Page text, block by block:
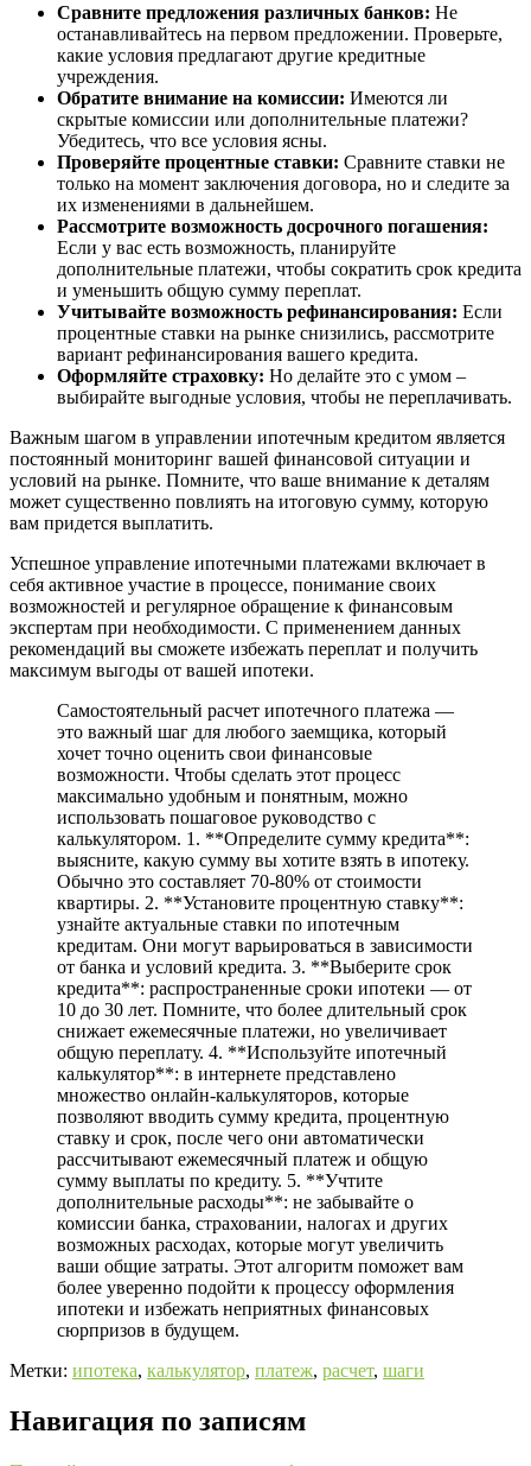
Сравните предложения различных банков: Не
останавливайтесь на первом предложении. Проверьте,
какие условия предлагают другие кредитные
учреждения.
Обратите внимание на комиссии: Имеются ли
скрытые комиссии или дополнительные платежи?
Убедитесь, что все условия ясны.
Проверяйте процентные ставки: Сравните ставки не
только на момент заключения договора, но и следите за
их изменениями в дальнейшем.
Рассмотрите возможность досрочного погашения:
Если у вас есть возможность, планируйте
дополнительные платежи, чтобы сократить срок кредита
и уменьшить общую сумму переплат.
Учитывайте возможность рефинансирования: Если
процентные ставки на рынке снизились, рассмотрите
вариант рефинансирования вашего кредита.
Оформляйте страховку: Но делайте это с умом –
выбирайте выгодные условия, чтобы не переплачивать.
Важным шагом в управлении ипотечным кредитом является
постоянный мониторинг вашей финансовой ситуации и
условий на рынке. Помните, что ваше внимание к деталям
может существенно повлиять на итоговую сумму, которую
вам придется выплатить.
Успешное управление ипотечными платежами включает в
себя активное участие в процессе, понимание своих
возможностей и регулярное обращение к финансовым
экспертам при необходимости. С применением данных
рекомендаций вы сможете избежать переплат и получить
максимум выгоды от вашей ипотеки.
Самостоятельный расчет ипотечного платежа —
это важный шаг для любого заемщика, который
хочет точно оценить свои финансовые
возможности. Чтобы сделать этот процесс
максимально удобным и понятным, можно
использовать пошаговое руководство с
калькулятором. 1. **Определите сумму кредита**:
выясните, какую сумму вы хотите взять в ипотеку.
Обычно это составляет 70-80% от стоимости
квартиры. 2. **Установите процентную ставку**:
узнайте актуальные ставки по ипотечным
кредитам. Они могут варьироваться в зависимости
от банка и условий кредита. 3. **Выберите срок
кредита**: распространенные сроки ипотеки — от
10 до 30 лет. Помните, что более длительный срок
снижает ежемесячные платежи, но увеличивает
общую переплату. 4. **Используйте ипотечный
калькулятор**: в интернете представлено
множество онлайн-калькуляторов, которые
позволяют вводить сумму кредита, процентную
ставку и срок, после чего они автоматически
рассчитывают ежемесячный платеж и общую
сумму выплаты по кредиту. 5. **Учтите
дополнительные расходы**: не забывайте о
комиссии банка, страховании, налогах и других
возможных расходах, которые могут увеличить
ваши общие затраты. Этот алгоритм поможет вам
более уверенно подойти к процессу оформления
ипотеки и избежать неприятных финансовых
сюрпризов в будущем.
Метки: ипотека, калькулятор, платеж, расчет, шаги
Навигация по записям